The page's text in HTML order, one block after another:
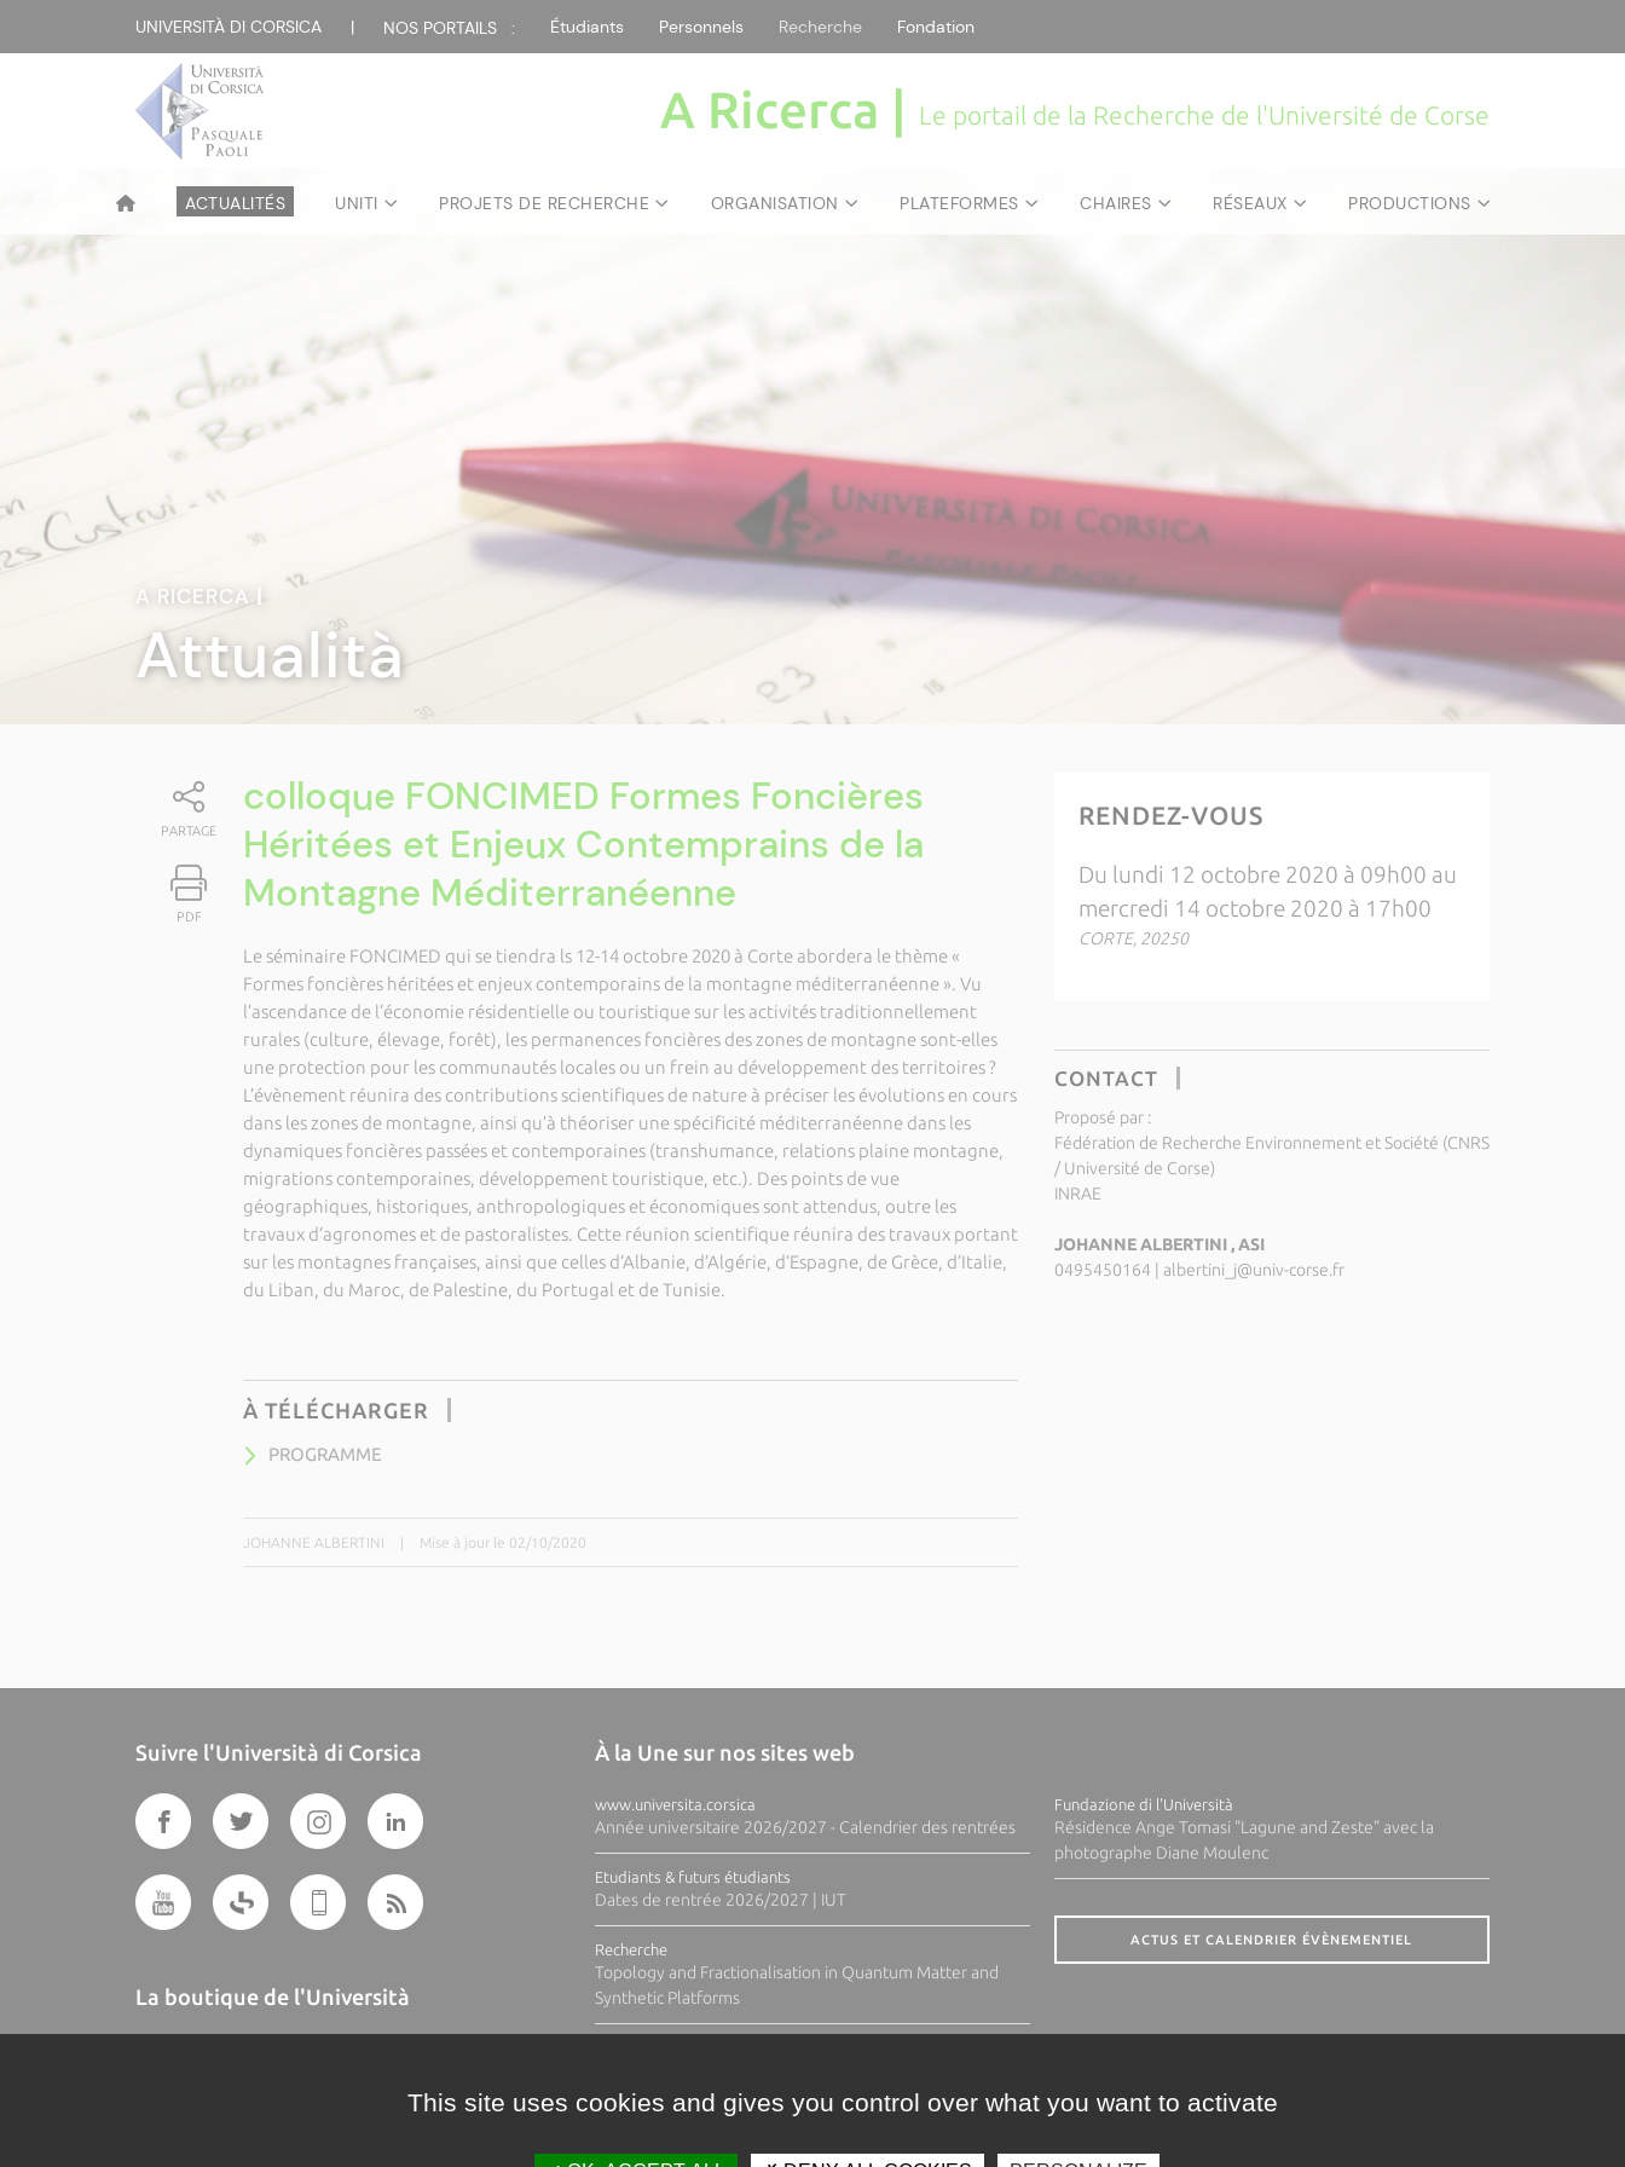
UNIVERSITÀ DI CORSICA | NOS PORTAILS : Étudiants Personnels Recherche Fondation
A Ricerca | Le portail de la Recherche de l'Université de Corse
ACTUALITÉS UNITI PROJETS DE RECHERCHE ORGANISATION PLATEFORMES CHAIRES RÉSEAUX PRODUCTIONS
A RICERCA|
Attualità
PARTAGE
PDF
colloque FONCIMED Formes Foncières
Héritées et Enjeux Contemprains de la
Montagne Méditerranéenne
Le séminaire FONCIMED qui se tiendra ls 12-14 octobre 2020 à Corte abordera le thème «
Formes foncières héritées et enjeux contemporains de la montagne méditerranéenne ». Vu
l’ascendance de l’économie résidentielle ou touristique sur les activités traditionnellement
rurales (culture, élevage, forêt), les permanences foncières des zones de montagne sont-elles
une protection pour les communautés locales ou un frein au développement des territoires ?
L’évènement réunira des contributions scientifiques de nature à préciser les évolutions en cours
dans les zones de montagne, ainsi qu’à théoriser une spécificité méditerranéenne dans les
dynamiques foncières passées et contemporaines (transhumance, relations plaine montagne,
migrations contemporaines, développement touristique, etc.). Des points de vue
géographiques, historiques, anthropologiques et économiques sont attendus, outre les
travaux d’agronomes et de pastoralistes. Cette réunion scientifique réunira des travaux portant
sur les montagnes françaises, ainsi que celles d’Albanie, d’Algérie, d’Espagne, de Grèce, d’Italie,
du Liban, du Maroc, de Palestine, du Portugal et de Tunisie.
À TÉLÉCHARGER
PROGRAMME
JOHANNE ALBERTINI Mise à jour le 02/10/2020
RENDEZ-VOUS
Du lundi 12 octobre 2020 à 09h00 au
mercredi 14 octobre 2020 à 17h00
CORTE, 20250
CONTACT
Proposé par :
Fédération de Recherche Environnement et Société (CNRS
/ Université de Corse)
INRAE
JOHANNE ALBERTINI , ASI
0495450164
albertini_j@univ-corse.fr
Suivre l'Università di Corsica
La boutique de l'Università
À la Une sur nos sites web
www.universita.corsica
Année universitaire 2026/2027 - Calendrier des rentrées
Etudiants & futurs étudiants
Dates de rentrée 2026/2027 | IUT
Recherche
Topology and Fractionalisation in Quantum Matter and
Synthetic Platforms
Fundazione di l'Università
Résidence Ange Tomasi "Lagune and Zeste" avec la
photographe Diane Moulenc
ACTUS ET CALENDRIER ÉVÈNEMENTIEL
This site uses cookies and gives you control over what you want to activate